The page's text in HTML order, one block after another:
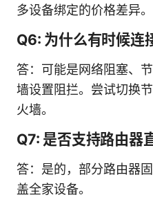
多设备绑定的价格差异。
Q6: 为什么有时候连
答：可能是网络阻塞、
墙设置阻拦。尝试切换
火墙。
Q7: 是否支持路由器
答：是的，部分路由器
盖全家设备。